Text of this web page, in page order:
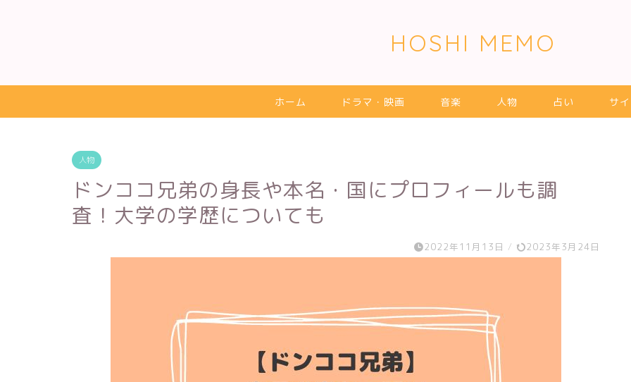
HOSHI MEMO
ホーム ドラマ・映画 音楽 人物 占い サ
人物
ドンココ兄弟の身長や本名・国にプロフィールも調
査！大学の学歴についても
2022年11月13日 / 2023年3月24日